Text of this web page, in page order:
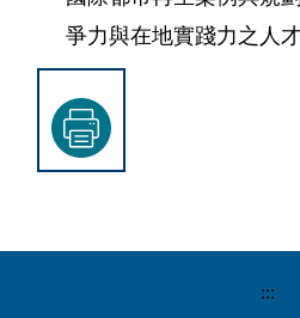
爭力與在地實踐力之人才
:::